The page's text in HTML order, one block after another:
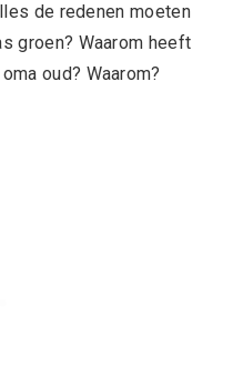
de redenen moeten
groen? Waarom heeft
oud? Waarom?